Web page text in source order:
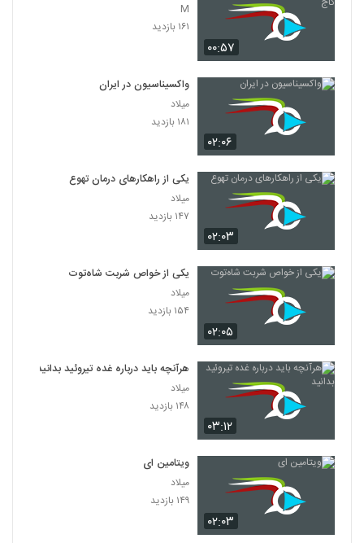
۰۰:۵۷
M
۱۶۱ بازدید
۰۲:۰۶
واکسیناسیون در ایران
میلاد
۱۸۱ بازدید
۰۲:۰۳
یکی از راهکارهای درمان تهوع
میلاد
۱۴۷ بازدید
۰۲:۰۵
یکی از خواص شربت شاه‌توت
میلاد
۱۵۴ بازدید
۰۳:۱۲
هرآنچه باید درباره غده تیروئید بدانید
میلاد
۱۴۸ بازدید
۰۲:۰۳
ویتامین‌ ای
میلاد
۱۴۹ بازدید